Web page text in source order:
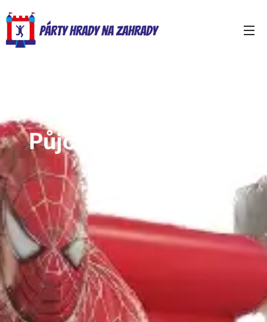
Půjčovna skákacích